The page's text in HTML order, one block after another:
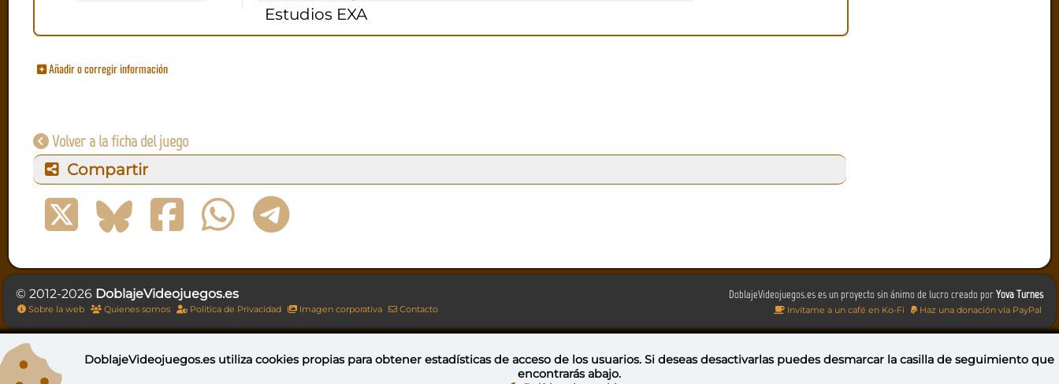
Estudios EXA
Añadir o corregir información
Volver a la ficha del juego
Compartir
DoblajeVideojuegos.es es un proyecto sin ánimo de lucro creado porYova Turnes
Invítame a un café en Ko-Fi Haz una donación vía PayPal
© 2012-2026 DoblajeVideojuegos.es
Sobre la web Quienes somos Política de Privacidad Imagen corporativa Contacto
Esta obra está bajo una licencia de Creative Commons Reconocimiento-NoComercial-CompartirIgual 4.0 Internacional
DoblajeVideojuegos.es utilizacookies propiaspara obtener estadísticas de acceso de los usuarios. Si deseas desactivarlas puedesdesmarcar la casilla de seguimiento que
encontrarás abajo.